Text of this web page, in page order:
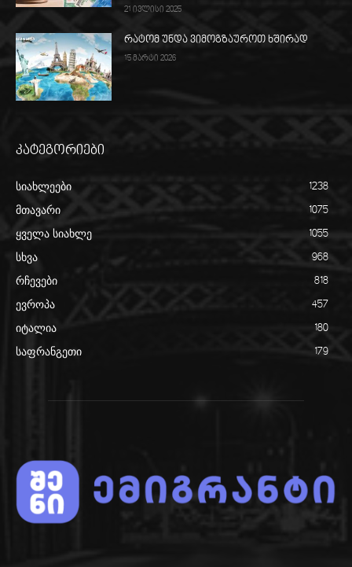
21 ივლისი 2025
რატომ უნდა ვიმოგზაუროთ ხშირად
15 მარტი 2026
კატეგორიები
სიახლეები 1238
მთავარი 1075
ყველა სიახლე 1055
სხვა 968
რჩევები 818
ევროპა 457
იტალია 180
საფრანგეთი 179